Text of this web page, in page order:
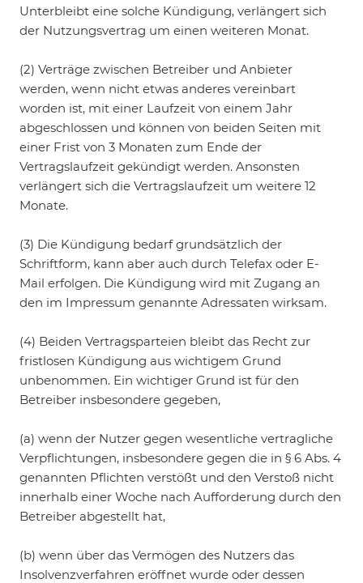
Unterbleibt eine solche Kündigung, verlängert sich
der Nutzungsvertrag um einen weiteren Monat.
(2) Verträge zwischen Betreiber und Anbieter
werden, wenn nicht etwas anderes vereinbart
worden ist, mit einer Laufzeit von einem Jahr
abgeschlossen und können von beiden Seiten mit
einer Frist von 3 Monaten zum Ende der
Vertragslaufzeit gekündigt werden. Ansonsten
verlängert sich die Vertragslaufzeit um weitere 12
Monate.
(3) Die Kündigung bedarf grundsätzlich der
Schriftform, kann aber auch durch Telefax oder E-
Mail erfolgen. Die Kündigung wird mit Zugang an
den im Impressum genannte Adressaten wirksam.
(4) Beiden Vertragsparteien bleibt das Recht zur
fristlosen Kündigung aus wichtigem Grund
unbenommen. Ein wichtiger Grund ist für den
Betreiber insbesondere gegeben,
(a) wenn der Nutzer gegen wesentliche vertragliche
Verpflichtungen, insbesondere gegen die in § 6 Abs. 4
genannten Pflichten verstößt und den Verstoß nicht
innerhalb einer Woche nach Aufforderung durch den
Betreiber abgestellt hat,
(b) wenn über das Vermögen des Nutzers das
Insolvenzverfahren eröffnet wurde oder dessen